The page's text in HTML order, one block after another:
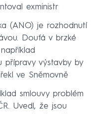
exministr
(ANO) je rozhodnutí
Doufá v brzké
přípravy výstavby by
ve Sněmovně
smlouvy problém
Uvedl, že jsou